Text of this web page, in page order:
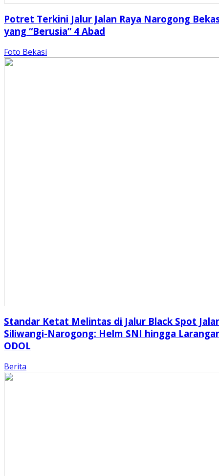
Potret Terkini Jalur Jalan Raya Narogong
yang “Berusia” 4 Abad
Foto Bekasi
Standar Ketat Melintas di Jalur Black Spot
Siliwangi-Narogong: Helm SNI hingga
ODOL
Berita